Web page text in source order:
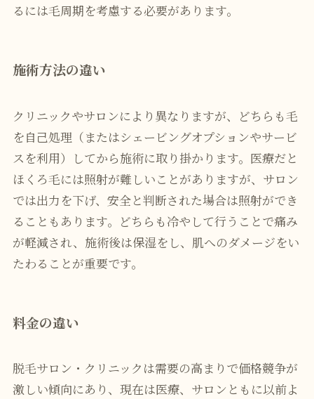
るには毛周期を考慮する必要があります。
施術方法の違い
クリニックやサロンにより異なりますが、どちらも毛
を自己処理（またはシェービングオプションやサービ
スを利用）してから施術に取り掛かります。医療だと
ほくろ毛には照射が難しいことがありますが、サロン
では出力を下げ、安全と判断された場合は照射ができ
ることもあります。どちらも冷やして行うことで痛み
が軽減され、施術後は保湿をし、肌へのダメージをい
たわることが重要です。
料金の違い
脱毛サロン・クリニックは需要の高まりで価格競争が
激しい傾向にあり、現在は医療、サロンともに以前よ